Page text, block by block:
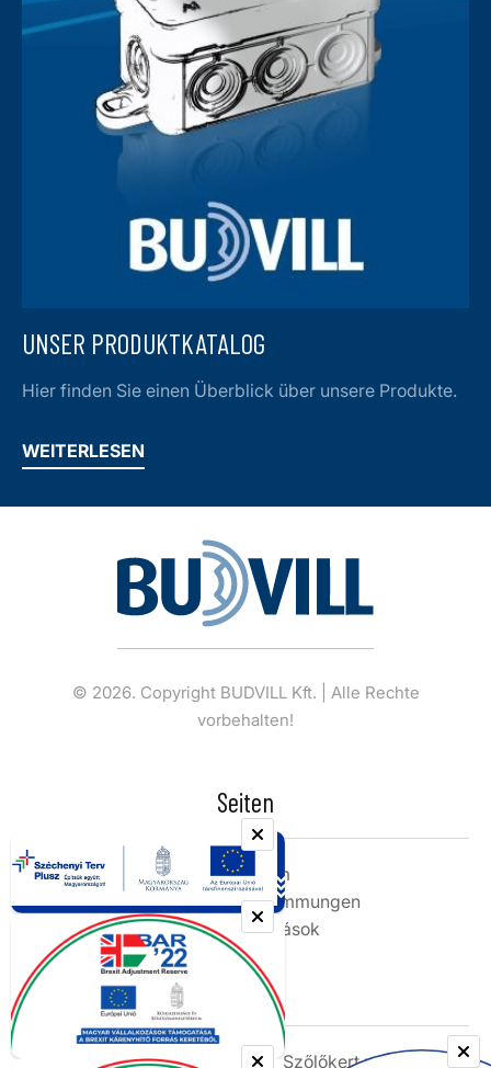
UNSER PRODUKTKATALOG
Hier finden Sie einen Überblick über unsere Produkte.
WEITERLESEN
© 2026. Copyright BUDVILL Kft. | Alle Rechte
vorbehalten!
Seiten
Impressum
Datenschutz-Bestimmungen
Cookie beállítások
Kontakt
Adresse:1033 Budapest, Szőlőkert utca 8.